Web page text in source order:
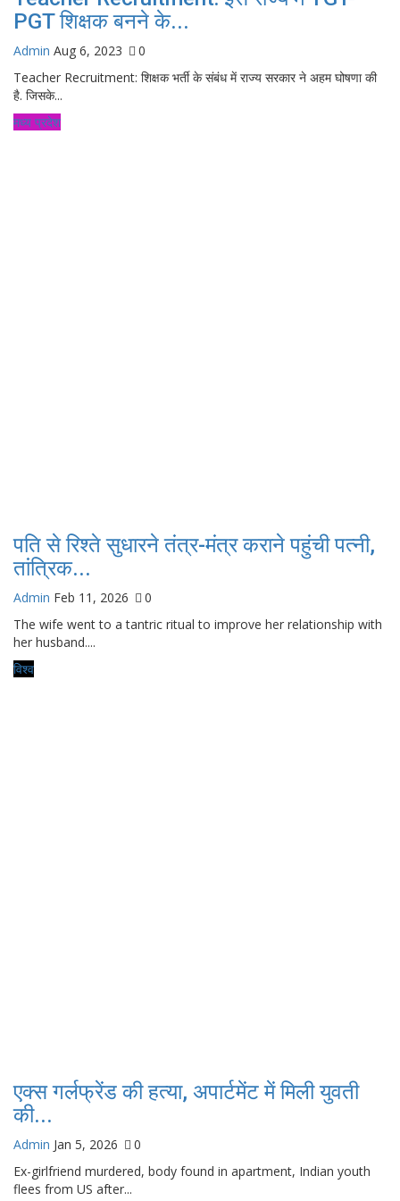
PGT शिक्षक बनने के...
Admin Aug 6, 2023
0
Teacher Recruitment: शिक्षक भर्ती के संबंध में राज्य सरकार ने अहम घोषणा की
है. जिसके...
मध्य प्रदेश
पति से रिश्ते सुधारने तंत्र-मंत्र कराने पहुंची पत्नी,
तांत्रिक...
Admin Feb 11, 2026
0
The wife went to a tantric ritual to improve her relationship with
her husband....
विश्व
एक्स गर्लफ्रेंड की हत्या, अपार्टमेंट में मिली युवती
की...
Admin Jan 5, 2026
0
Ex-girlfriend murdered, body found in apartment, Indian youth
flees from US after...